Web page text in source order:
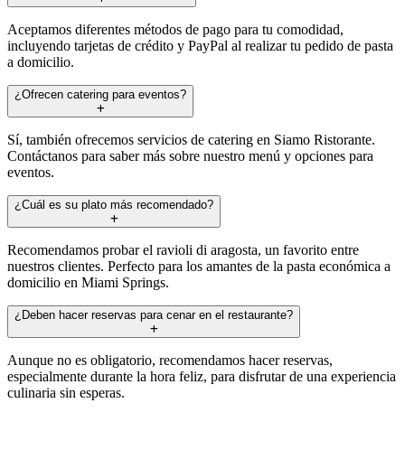
Aceptamos diferentes métodos de pago para tu comodidad,
incluyendo tarjetas de crédito y PayPal al realizar tu pedido de pasta
a domicilio.
¿Ofrecen catering para eventos?
Sí, también ofrecemos servicios de catering en Siamo Ristorante.
Contáctanos para saber más sobre nuestro menú y opciones para
eventos.
¿Cuál es su plato más recomendado?
Recomendamos probar el ravioli di aragosta, un favorito entre
nuestros clientes. Perfecto para los amantes de la pasta económica a
domicilio en Miami Springs.
¿Deben hacer reservas para cenar en el restaurante?
Aunque no es obligatorio, recomendamos hacer reservas,
especialmente durante la hora feliz, para disfrutar de una experiencia
culinaria sin esperas.